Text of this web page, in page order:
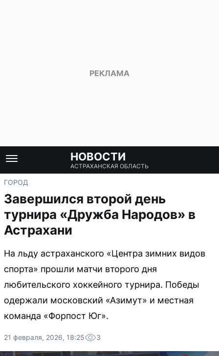
НОВОСТИ
АСТРАХАНСКАЯ ОБЛАСТЬ
ГОРОД
Завершился второй день
турнира «Дружба Народов» в
Астрахани
На льду астраханского «Центра зимних видов
спорта» прошли матчи второго дня
любительского хоккейного турнира. Победы
одержали московский «Азимут» и местная
команда «Форпост Юг».
21 февраля, 2026, 18:25 3